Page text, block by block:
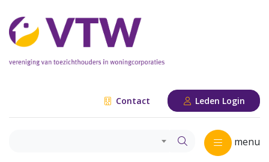
Contact Leden Login
menu